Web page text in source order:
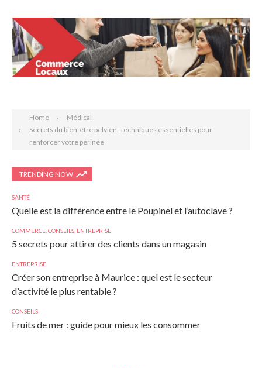
Home
Médical
Secrets du bien-être pelvien : techniques essentielles pour
renforcer votre périnée
TRENDING NOW
SANTÉ
Quelle est la différence entre le Poupinel et l’autoclave ?
COMMERCE CONSEILS ENTREPRISE
5 secrets pour attirer des clients dans un magasin
ENTREPRISE
Créer son entreprise à Maurice : quel est le secteur
d’activité le plus rentable ?
CONSEILS
Fruits de mer : guide pour mieux les consommer